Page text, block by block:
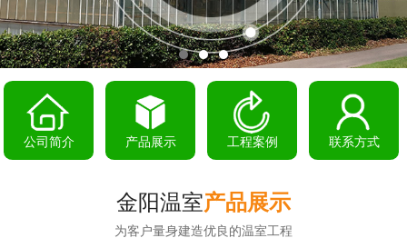
公司简介 产品展示 工程案例 联系方式
金阳温室产品展示
为客户量身建造优良的温室工程